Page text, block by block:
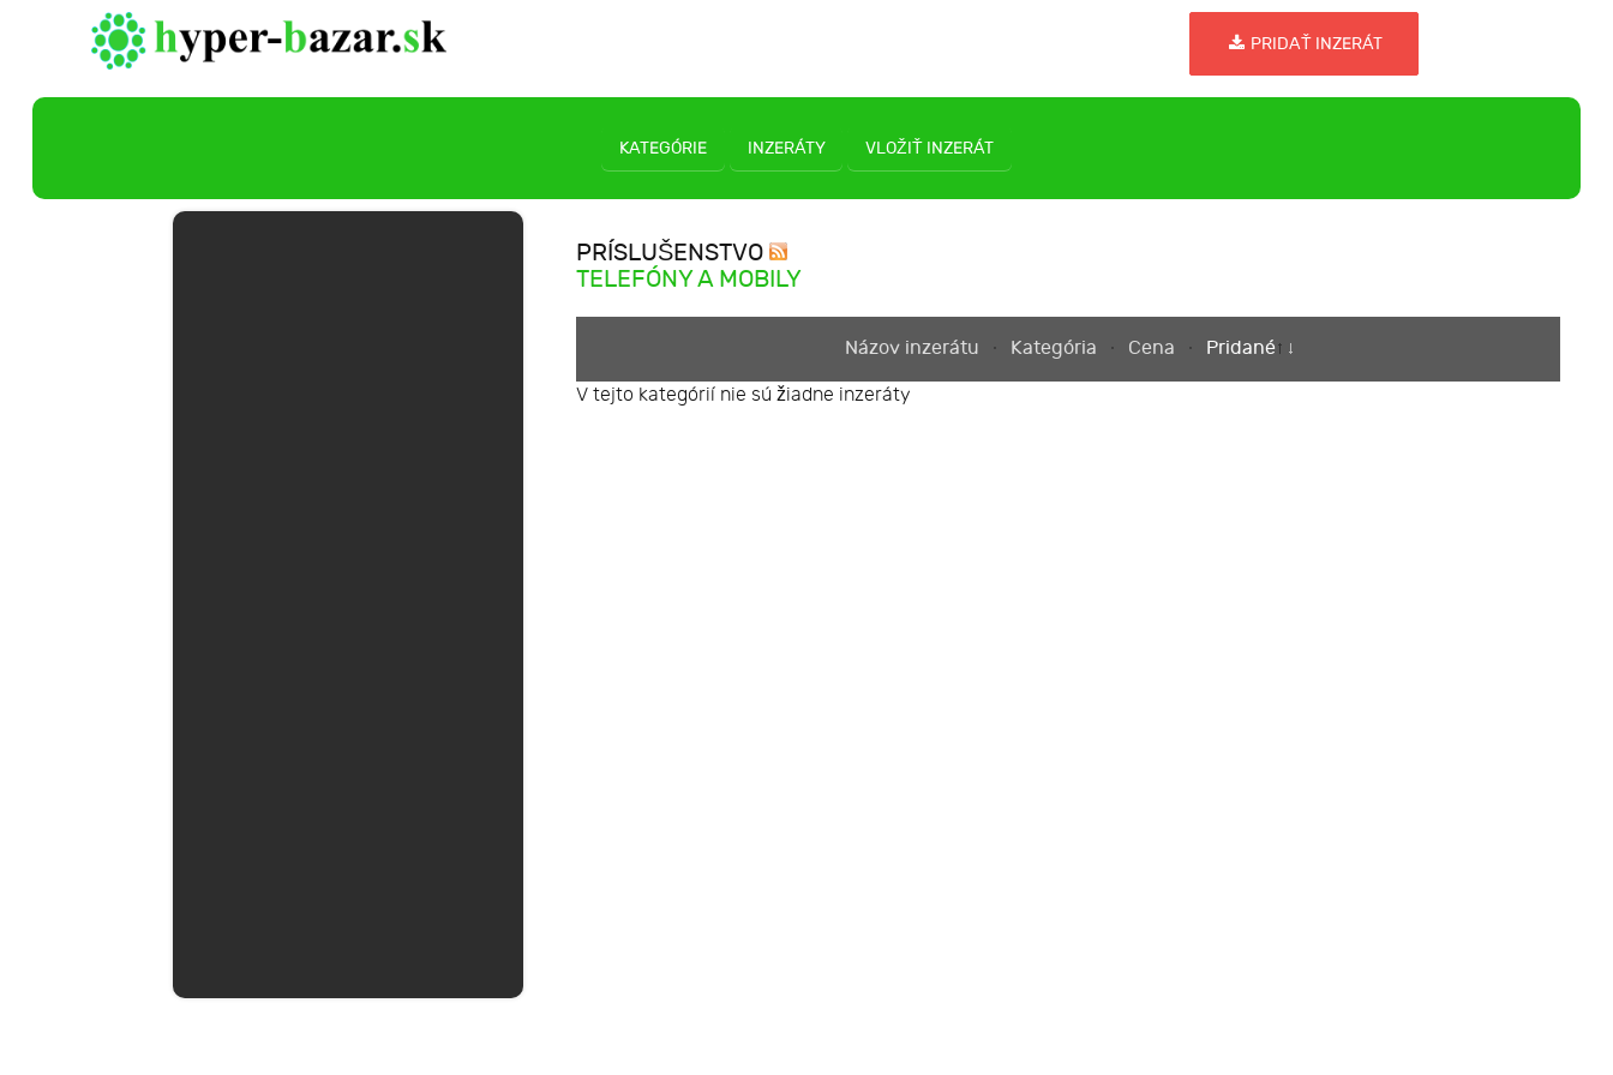
PRIDAŤ INZERÁT
KATEGÓRIE INZERÁTY VLOŽIŤ INZERÁT
PRÍSLUŠENSTVO
TELEFÓNY A MOBILY
Názov inzerátu Kategória Cena Pridané
V tejto kategórií nie sú žiadne inzeráty